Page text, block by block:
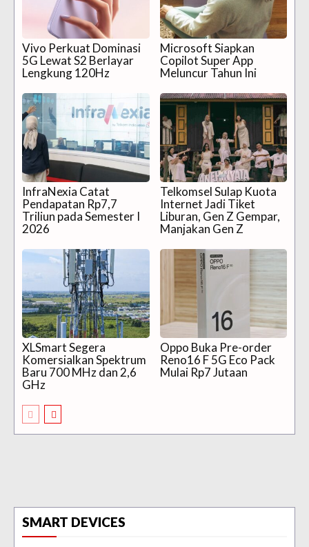
Vivo Perkuat Dominasi
5G Lewat S2 Berlayar
Lengkung 120Hz
Microsoft Siapkan
Copilot Super App
Meluncur Tahun Ini
InfraNexia Catat
Pendapatan Rp7,7
Triliun pada Semester I
2026
Telkomsel Sulap Kuota
Internet Jadi Tiket
Liburan, Gen Z Gempar,
Manjakan Gen Z
XLSmart Segera
Komersialkan Spektrum
Baru 700 MHz dan 2,6
GHz
Oppo Buka Pre-order
Reno16 F 5G Eco Pack
Mulai Rp7 Jutaan
SMART DEVICES